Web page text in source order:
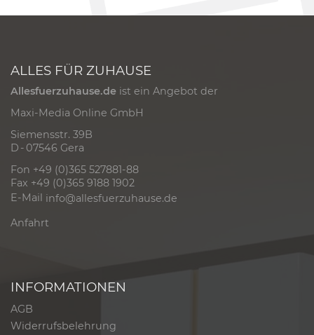
ALLES FÜR ZUHAUSE
Allesfuerzuhause.de ist ein Angebot der
Maxi-Media Online GmbH
Siemensstr. 39B
D - 07546 Gera
Fon +49 (0)365 527881-88
Fax +49 (0)365 9188 1902
E-Mail info@allesfuerzuhause.de
Anfahrt
INFORMATIONEN
AGB
Widerrufsbelehrung